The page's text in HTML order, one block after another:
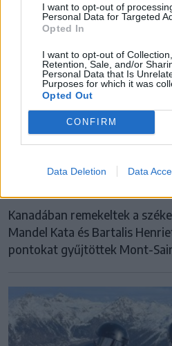
I want to opt-out of
Personal Data for Targeted
Opted In
I want to opt-out of
Retention, Sale, and/or
Personal Data that Is
Purposes for which it was
Opted Out
CONFIRM
Data Deletion Data
Szárnyalnak a székely
Kanadában remekeltek a
Mandel Kata és Bartalis
pontokat gyűjtöttek Mont-